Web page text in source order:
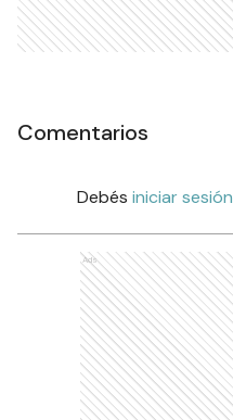
Comentarios
Debés iniciar sesión
Ads